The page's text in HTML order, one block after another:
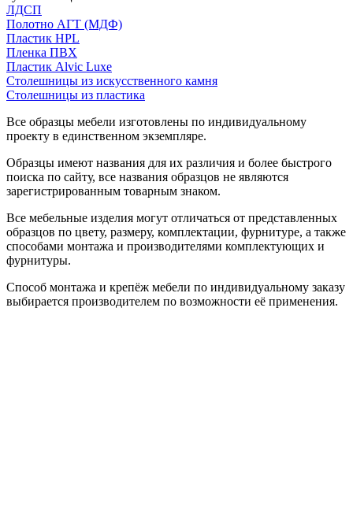
ЛДСП
Полотно АГТ (МДФ)
Пластик HPL
Пленка ПВХ
Пластик Alvic Luxe
Столешницы из искусственного камня
Столешницы из пластика
Все образцы мебели изготовлены по индивидуальному
проекту в единственном экземпляре.
Образцы имеют названия для их различия и более быстрого
поиска по сайту, все названия образцов не являются
зарегистрированным товарным знаком.
Все мебельные изделия могут отличаться от представленных
образцов по цвету, размеру, комплектации, фурнитуре, а также
способами монтажа и производителями комплектующих и
фурнитуры.
Способ монтажа и крепёж мебели по индивидуальному заказу
выбирается производителем по возможности её применения.